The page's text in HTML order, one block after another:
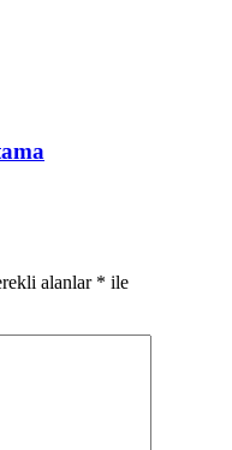
alanlar * ile